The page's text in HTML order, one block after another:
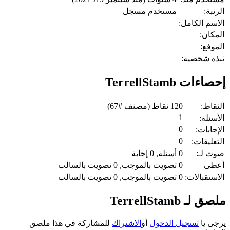
الرتبة:
مستخدم مسجل
الاسم الكامل:
المكان:
الموفع:
نبذة شخصية:
إحصاءات TerrellStamb
النقاط: 120 نقاط (مصنف #67
)
الأسئلة:
1
الإجابات:
0
التعليقات:
0
صوت لـ:
0 أسئلة, 0 إجابة
أعطى
0 تصويت بالموجب, 0 تصويت بالسالب
الاستقبالات: 0 تصويت بالموجب, 0 تصويت بالسالب
ملصق لـ TerrellStamb
يرجى يا تسجيل الدخول أو الاشتراك للمشاركة في هذا ملصق